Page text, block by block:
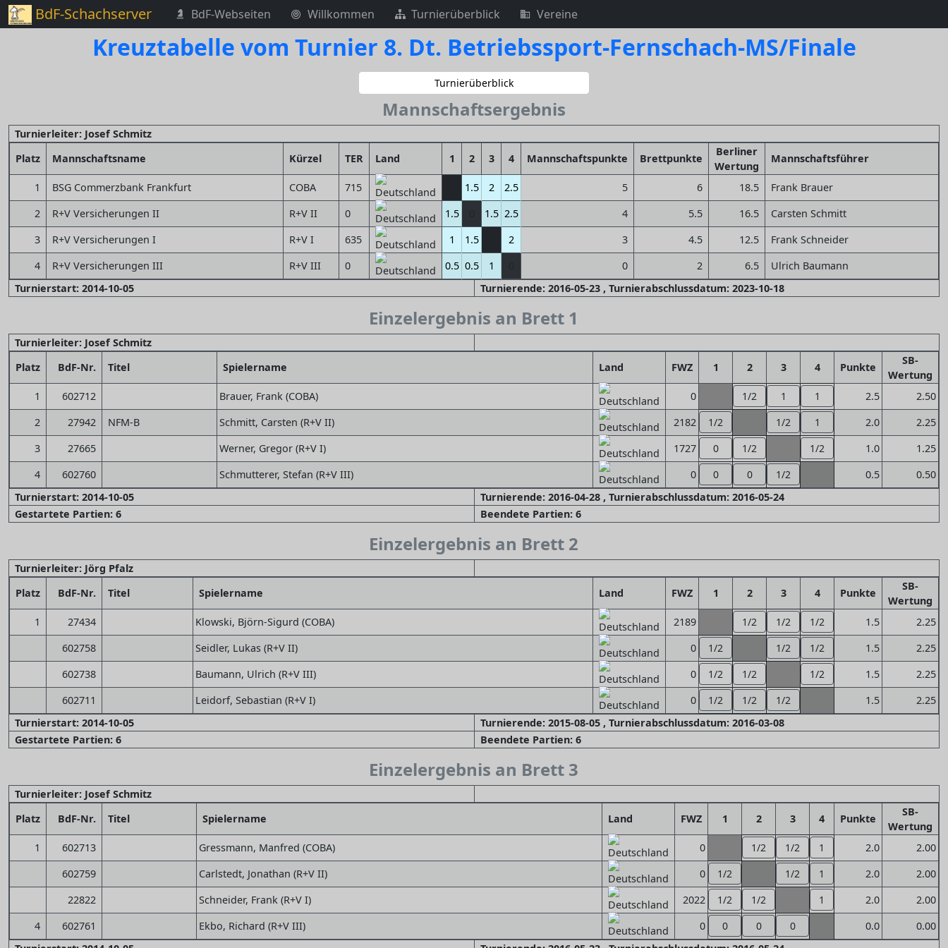
BdF-Schachserver BdF-Webseiten Willkommen Turnierüberblick Vereine
Kreuztabelle vom Turnier 8. Dt. Betriebssport-Fernschach-MS/Finale
Turnierüberblick
Mannschaftsergebnis
Turnierleiter: Josef Schmitz
Platz
Mannschaftsname Kürzel TER Land 1 2 3 4 Mannschaftspunkte Brettpunkte
Berliner
Wertung
Mannschaftsführer
1 BSG Commerzbank Frankfurt COBA 715 1.5 2 2.5 5 6 18.5
Frank Brauer
2
R+V Versicherungen II R+V II 0 1.5 1.5 2.5 4 5.5 16.5
Carsten Schmitt
3
R+V Versicherungen I R+V I 635 1 1.5 2 3 4.5 12.5
Frank Schneider
4
R+V Versicherungen III R+V III 0 0.5 0.5 1 0 2 6.5
Ulrich Baumann
Turnierstart: 2014-10-05
Turnierende: 2016-05-23 , Turnierabschlussdatum: 2023-10-18
Einzelergebnis an Brett 1
Turnierleiter: Josef Schmitz
Platz
BdF-Nr. Titel Spielername Land FWZ 1 2 3 4 Punkte
SB-
Wertung
1
602712 Brauer, Frank (COBA) 0 1/2 1 1 2.5
2.50
2
27942 NFM-B Schmitt, Carsten (R+V II) 2182 1/2 1/2 1 2.0
2.25
3
27665 Werner, Gregor (R+V I) 1727 0 1/2 1/2 1.0
1.25
4
602760 Schmutterer, Stefan (R+V III) 0 0 0 1/2 0.5
0.50
Turnierstart: 2014-10-05
Turnierende: 2016-04-28 , Turnierabschlussdatum: 2016-05-24
Gestartete Partien: 6
Beendete Partien: 6
Einzelergebnis an Brett 2
Turnierleiter: Jörg Pfalz
Platz
BdF-Nr. Titel Spielername Land FWZ 1 2 3 4 Punkte
SB-
Wertung
1
27434 Klowski, Björn-Sigurd (COBA) 2189 1/2 1/2 1/2 1.5
2.25
602758
Seidler, Lukas (R+V II) 0 1/2 1/2 1/2 1.5
2.25
602738
Baumann, Ulrich (R+V III) 0 1/2 1/2 1/2 1.5
2.25
602711
Leidorf, Sebastian (R+V I) 0 1/2 1/2 1/2 1.5
2.25
Turnierstart: 2014-10-05
Turnierende: 2015-08-05 , Turnierabschlussdatum: 2016-03-08
Gestartete Partien: 6
Beendete Partien: 6
Einzelergebnis an Brett 3
Turnierleiter: Josef Schmitz
Platz
BdF-Nr. Titel Spielername Land FWZ 1 2 3 4 Punkte
SB-
Wertung
1
602713 Gressmann, Manfred (COBA) 0 1/2 1/2 1 2.0
2.00
602759
Carlstedt, Jonathan (R+V II) 0 1/2 1/2 1 2.0
2.00
22822
Schneider, Frank (R+V I) 2022 1/2 1/2 1 2.0
2.00
4
602761 Ekbo, Richard (R+V III) 0 0 0 0 0.0
0.00